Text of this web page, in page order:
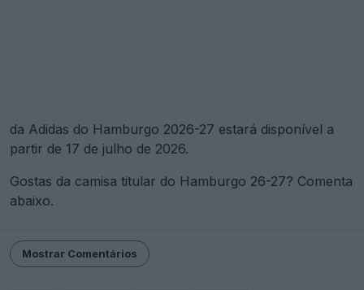
da Adidas do Hamburgo 2026-27 estará disponível a
partir de 17 de julho de 2026.
Gostas da camisa titular do Hamburgo 26-27? Comenta
abaixo.
Mostrar Comentários